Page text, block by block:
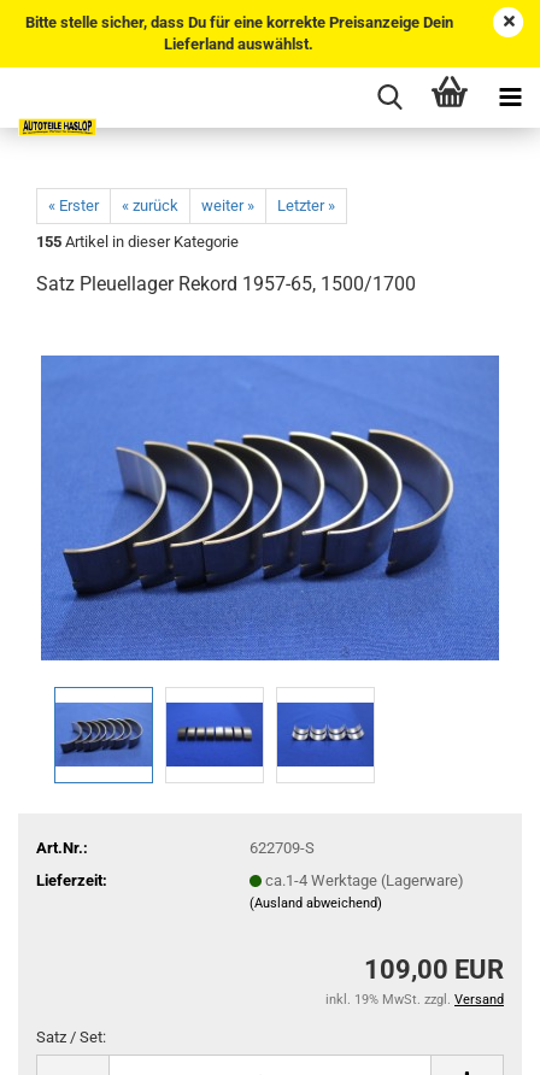
Bitte stelle sicher, dass Du für eine korrekte Preisanzeige Dein
Lieferland auswählst.
« Erster « zurück weiter »
Letzter »
155 Artikel in dieser Kategorie
Satz Pleuellager Rekord 1957-65, 1500/1700
Art.Nr.:
622709-S
Lieferzeit:
ca.1-4 Werktage (Lagerware)
(Ausland abweichend)
109,00 EUR
inkl. 19% MwSt. zzgl. Versand
Satz / Set: